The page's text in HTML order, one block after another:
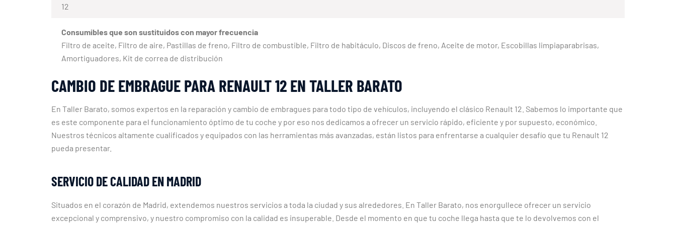
12
Consumibles que son sustituidos con mayor frecuencia
Filtro de aceite, Filtro de aire, Pastillas de freno, Filtro de combustible, Filtro de habitáculo, Discos de freno, Aceite de motor, Escobillas limpiaparabrisas,
Amortiguadores, Kit de correa de distribución
CAMBIO DE EMBRAGUE PARA RENAULT 12 EN TALLER BARATO
En Taller Barato, somos expertos en la reparación y cambio de embragues para todo tipo de vehículos, incluyendo el clásico Renault 12. Sabemos lo importante que
es este componente para el funcionamiento óptimo de tu coche y por eso nos dedicamos a ofrecer un servicio rápido, eficiente y por supuesto, económico.
Nuestros técnicos altamente cualificados y equipados con las herramientas más avanzadas, están listos para enfrentarse a cualquier desafío que tu Renault 12
pueda presentar.
SERVICIO DE CALIDAD EN MADRID
Situados en el corazón de Madrid, extendemos nuestros servicios a toda la ciudad y sus alrededores. En Taller Barato, nos enorgullece ofrecer un servicio
excepcional y comprensivo, y nuestro compromiso con la calidad es insuperable. Desde el momento en que tu coche llega hasta que te lo devolvemos con el